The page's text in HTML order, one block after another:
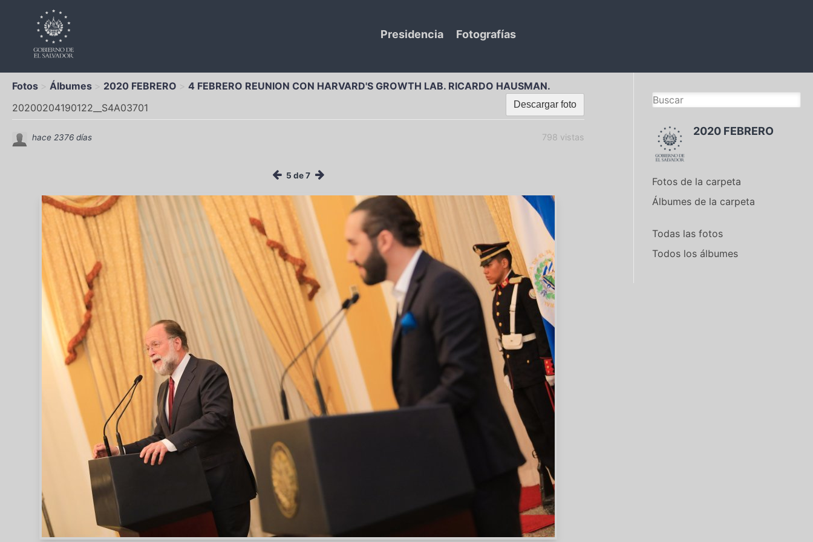
Presidencia Fotografías
Fotos Álbumes 2020 FEBRERO 4 FEBRERO REUNION CON HARVARD'S GROWTH LAB. RICARDO HAUSMAN.
Descargar foto
20200204190122__S4A03701
798 vistas
hace 2376 días
5 de 7
2020 FEBRERO
Fotos de la carpeta
Álbumes de la carpeta
Todas las fotos
Todos los álbumes